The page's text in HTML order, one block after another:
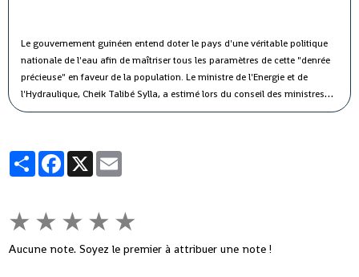
Le gouvernement guinéen entend doter le pays d'une véritable politique
nationale de l'eau afin de maîtriser tous les paramètres de cette "denrée
précieuse" en faveur de la population. Le ministre de l'Energie et de
l'Hydraulique, Cheik Talibé Sylla, a estimé lors du conseil des ministres
jeudi que le "potentiel des ressources en eau du pays est estimé à 226
PartagerFacebook
X
★ ★ ★ ★ ★
Aucune note. Soyez le premier à attribuer une note !